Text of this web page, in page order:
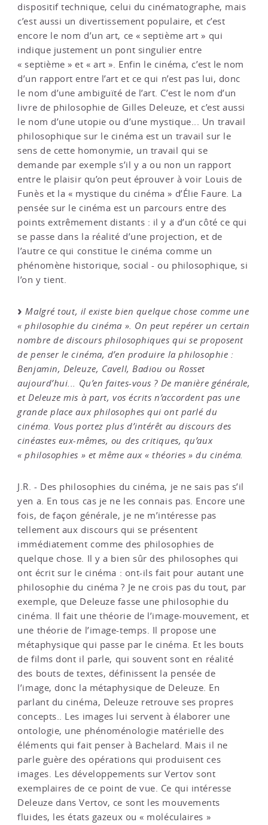
dispositif technique, celui du cinématographe, mais
c’est aussi un divertissement populaire, et c’est
encore le nom d’un art, ce « septième art » qui
indique justement un pont singulier entre
« septième » et « art ». Enfin le cinéma, c’est le nom
d’un rapport entre l’art et ce qui n’est pas lui, donc
le nom d’une ambiguïté de l’art. C’est le nom d’un
livre de philosophie de Gilles Deleuze, et c’est aussi
le nom d’une utopie ou d’une mystique... Un travail
philosophique sur le cinéma est un travail sur le
sens de cette homonymie, un travail qui se
demande par exemple s’il y a ou non un rapport
entre le plaisir qu’on peut éprouver à voir Louis de
Funès et la « mystique du cinéma » d’Élie Faure. La
pensée sur le cinéma est un parcours entre des
points extrêmement distants : il y a d’un côté ce qui
se passe dans la réalité d’une projection, et de
l’autre ce qui constitue le cinéma comme un
phénomène historique, social - ou philosophique, si
l’on y tient.
Malgré tout, il existe bien quelque chose comme une
« philosophie du cinéma ». On peut repérer un certain
nombre de discours philosophiques qui se proposent
de penser le cinéma, d’en produire la philosophie :
Benjamin, Deleuze, Cavell, Badiou ou Rosset
aujourd’hui... Qu’en faites-vous ? De manière générale,
et Deleuze mis à part, vos écrits n’accordent pas une
grande place aux philosophes qui ont parlé du
cinéma. Vous portez plus d’intérêt au discours des
cinéastes eux-mêmes, ou des critiques, qu’aux
« philosophies » et même aux « théories » du cinéma.
J.R. - Des philosophies du cinéma, je ne sais pas s’il
yen a. En tous cas je ne les connais pas. Encore une
fois, de façon générale, je ne m’intéresse pas
tellement aux discours qui se présentent
immédiatement comme des philosophies de
quelque chose. Il y a bien sûr des philosophes qui
ont écrit sur le cinéma : ont-ils fait pour autant une
philosophie du cinéma ? Je ne crois pas du tout, par
exemple, que Deleuze fasse une philosophie du
cinéma. Il fait une théorie de l’image-mouvement, et
une théorie de l’image-temps. Il propose une
métaphysique qui passe par le cinéma. Et les bouts
de films dont il parle, qui souvent sont en réalité
des bouts de textes, définissent la pensée de
l’image, donc la métaphysique de Deleuze. En
parlant du cinéma, Deleuze retrouve ses propres
concepts.. Les images lui servent à élaborer une
ontologie, une phénoménologie matérielle des
éléments qui fait penser à Bachelard. Mais il ne
parle guère des opérations qui produisent ces
images. Les développements sur Vertov sont
exemplaires de ce point de vue. Ce qui intéresse
Deleuze dans Vertov, ce sont les mouvements
fluides, les états gazeux ou « moléculaires »